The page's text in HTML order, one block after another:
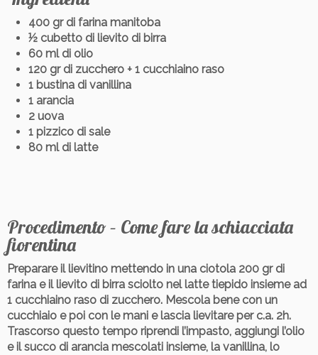
400 gr di farina manitoba
½ cubetto di lievito di birra
60 ml di olio
120 gr di zucchero + 1 cucchiaino raso
1 bustina di vanillina
1 arancia
2 uova
1 pizzico di sale
80 ml di latte
Procedimento – Come fare la schiacciata
fiorentina
Preparare il lievitino mettendo in una ciotola 200 gr di
farina e il lievito di birra sciolto nel latte tiepido insieme ad
1 cucchiaino raso di zucchero. Mescola bene con un
cucchiaio e poi con le mani e lascia lievitare per c.a. 2h.
Trascorso questo tempo riprendi l’impasto, aggiungi l’olio
e il succo di arancia mescolati insieme, la vanillina, lo